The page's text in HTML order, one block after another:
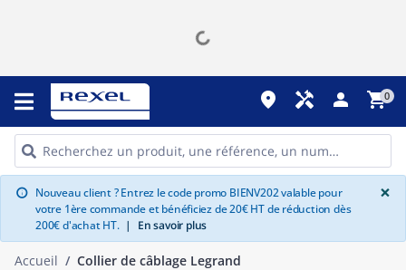
place handyman person shopping_cart0
info Nouveau client ? Entrez le code promo BIENV202 valable pour
votre 1ère commande et bénéficiez de 20€ HT de réduction dès
200€ d'achat HT. | En savoir plus
×
Accueil Collier de câblage Legrand